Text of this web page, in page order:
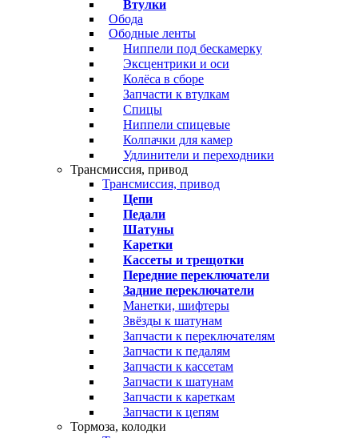
Втулки
Обода
Ободные ленты
Ниппели под бескамерку
Эксцентрики и оси
Колёса в сборе
Запчасти к втулкам
Спицы
Ниппели спицевые
Колпачки для камер
Удлинители и переходники
Трансмиссия, привод
Трансмиссия, привод
Цепи
Педали
Шатуны
Каретки
Кассеты и трещотки
Передние переключатели
Задние переключатели
Манетки, шифтеры
Звёзды к шатунам
Запчасти к переключателям
Запчасти к педалям
Запчасти к кассетам
Запчасти к шатунам
Запчасти к кареткам
Запчасти к цепям
Тормоза, колодки